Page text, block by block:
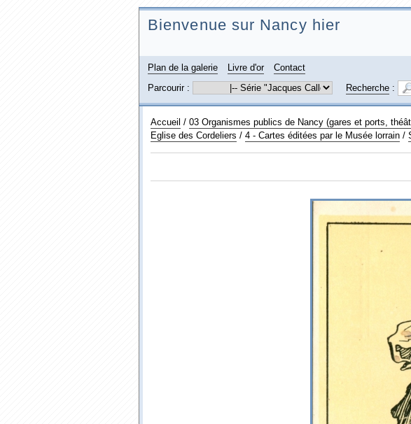
Bienvenue sur Nancy hier
Plan de la galerie Livre d'or
Contact
Parcourir :
Recherche :
Accueil / 03 Organismes publics de Nancy (gares et ports,
Eglise des Cordeliers / 4 - Cartes éditées par le Musée lorrain /